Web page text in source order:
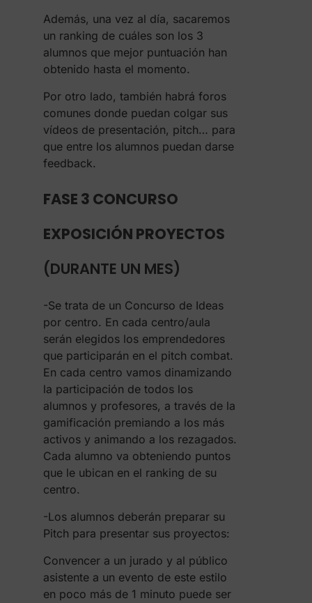
Además, una vez al día, sacaremos
un ranking de cuáles son los 3
alumnos que mejor puntuación han
obtenido hasta el momento.
Por otro lado, también habrá foros
comunes donde puedan colgar sus
vídeos de presentación, pitch… para
que entre los alumnos puedan darse
feedback.
FASE 3 CONCURSO
EXPOSICIÓN PROYECTOS
(DURANTE UN MES)
-Se trata de un Concurso de Ideas
por centro. En cada centro/aula
serán elegidos los emprendedores
que participarán en el pitch combat.
En cada centro vamos dinamizando
la participación de todos los
alumnos y profesores, a través de la
gamificación premiando a los más
activos y animando a los rezagados.
Cada alumno va obteniendo puntos
que le ubican en el ranking de su
centro.
-Los alumnos deberán preparar su
Pitch para presentar sus proyectos:
Convencer a un jurado y al público
asistente a un evento de este estilo
en poco más de 1 minuto puede ser